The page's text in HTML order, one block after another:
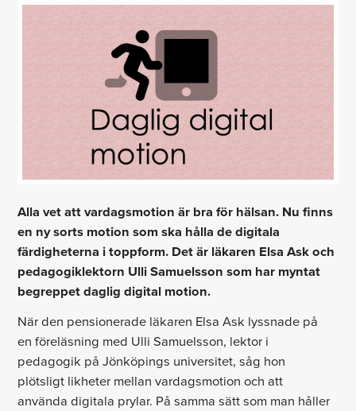
Alla vet att vardagsmotion är bra för hälsan. Nu finns
en ny sorts motion som ska hålla de digitala
färdigheterna i toppform. Det är läkaren Elsa Ask och
pedagogiklektorn Ulli Samuelsson som har myntat
begreppet daglig digital motion.
När den pensionerade läkaren Elsa Ask lyssnade på
en föreläsning med Ulli Samuelsson, lektor i
pedagogik på Jönköpings universitet, såg hon
plötsligt likheter mellan vardagsmotion och att
använda digitala prylar. På samma sätt som man håller